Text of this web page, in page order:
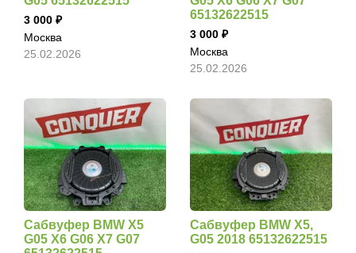
3 000
Москва
25.02.2026
65132622515
3 000
Москва
25.02.2026
Сабвуфер BMW X5
G05 X6 G06 X7 G07
Сабвуфер BMW X5,
G05 2018 65132622515